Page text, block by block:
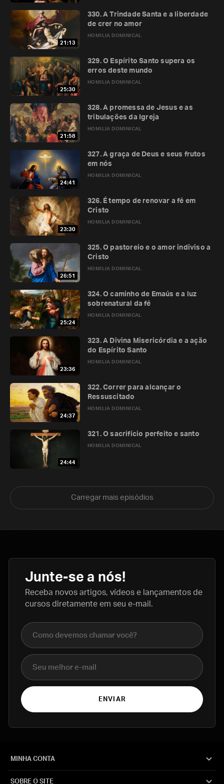
21:13
HOMILIA DOMINICAL
330. A Trindade Santa e a liberdade
de crer no amor
25:30
HOMILIA DOMINICAL
329. O Espírito Santo supera os
erros deste mundo
21:58
HOMILIA DOMINICAL
328. A promessa de Jesus e as
tribulações da Igreja
24:41
HOMILIA DOMINICAL
327. A graça de Deus e seus frutos
em nós
23:30
HOMILIA DOMINICAL
326. É tempo de renovar a fé em
Cristo
26:51
HOMILIA DOMINICAL
325. O pastoreio e o amor indiviso a
Cristo
25:24
HOMILIA DOMINICAL
324. O caminho de Emaús e a luz
sobrenatural da fé
23:36
HOMILIA DOMINICAL
323. A Divina Misericórdia e a ação
do Espírito Santo
24:37
HOMILIA DOMINICAL
322. Correr para alcançar o
Ressuscitado
24:44
HOMILIA DOMINICAL
321. O sacrifício perfeito e santo
Carregar mais episódios
Junte-se a nós!
Receba novos artigos, vídeos e lançamentos de
cursos diretamente em seu e-mail.
Nome completo
E-mail
ENVIAR
MINHA CONTA
SOBRE O SITE